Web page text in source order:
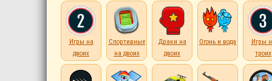
Игры на
двоих
Спортивные
на двоих
Драки на
двоих
Огонь и вода
Игры
троих